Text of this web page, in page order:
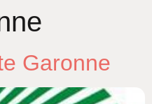
Garonne